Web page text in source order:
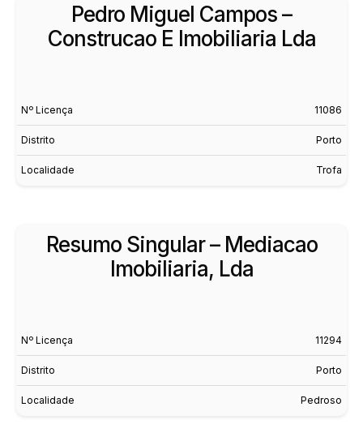
Pedro Miguel Campos –
Construcao E Imobiliaria Lda
Nº Licença 11086
Distrito Porto
Localidade Trofa
Resumo Singular – Mediacao
Imobiliaria, Lda
Nº Licença 11294
Distrito Porto
Localidade Pedroso